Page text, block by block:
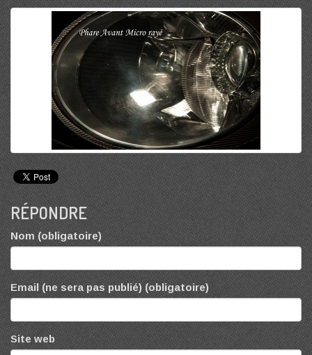
RÉPONDRE
Nom (obligatoire)
Email (ne sera pas publié) (obligatoire)
Site web